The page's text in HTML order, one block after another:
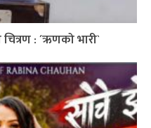
: ´ऋणको भारी`